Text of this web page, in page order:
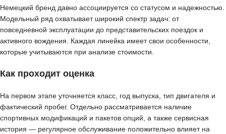
Немецкий бренд давно ассоциируется со статусом и надежностью.
Модельный ряд охватывает широкий спектр задач: от
повседневной эксплуатации до представительских поездок и
активного вождения. Каждая линейка имеет свои особенности,
которые учитываются при анализе стоимости.
Как проходит оценка
На первом этапе уточняется класс, год выпуска, тип двигателя и
фактический пробег. Отдельно рассматривается наличие
спортивных модификаций и пакетов опций, а также сервисная
история — регулярное обслуживание положительно влияет на